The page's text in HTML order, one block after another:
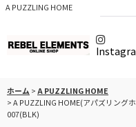
A PUZZLING HOME
ホーム > A PUZZLING HOME
>A PUZZLING HOME(アパズリング
007(BLK)